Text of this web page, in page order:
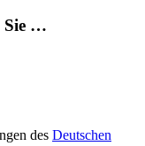
Sie …
des Deutschen